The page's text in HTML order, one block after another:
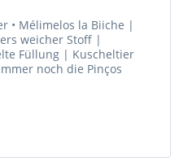
• Mélimelos la Biiche |
weicher Stoff |
Füllung | Kuscheltier
noch die Pinços